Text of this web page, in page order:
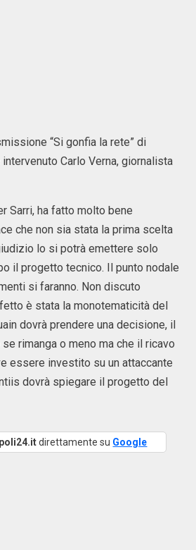
“Si gonfia la rete” di
Carlo Verna, giornalista
Sarri, ha fatto molto bene
che non sia stata la prima scelta
lo si potrà emettere solo
il progetto tecnico. Il punto nodale
si faranno. Non discuto
è stata la monotematicità del
dovrà prendere una decisione, il
rimanga o meno ma che il ricavo
essere investito su un attaccante
dovrà spiegare il progetto del
direttamente su Google